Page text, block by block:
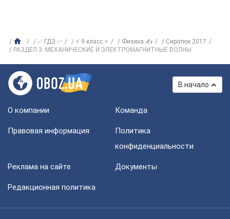
✅ ГДЗ ✅ ⚡ 9 класс ⚡ Физика ✍
Сиротюк 2017
РАЗДЕЛ 3. МЕХАНИЧЕСКИЕ И ЭЛЕКТРОМАГНИТНЫЕ ВОЛНЫ
В начало
О компании Команда
Правовая информация
Политика
конфиденциальности
Реклама на сайте Документы
Редакционная политика